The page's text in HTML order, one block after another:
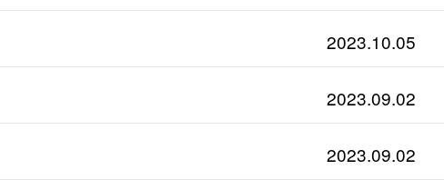
2023.10.05
2023.09.02
2023.09.02